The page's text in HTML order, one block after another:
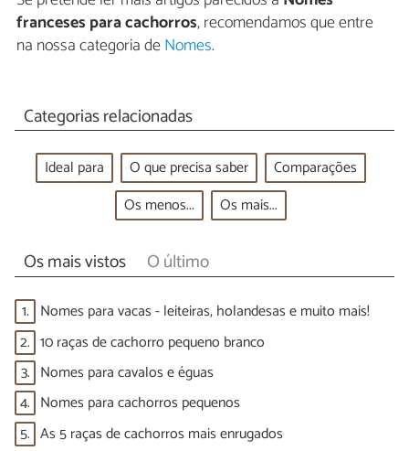
franceses para cachorros, recomendamos que entre
na nossa categoria deNomes.
Categorias relacionadas
Ideal para O que precisa saber
Comparações
Os menos...
Os mais...
Os mais vistos O último
1. Nomes para vacas - leiteiras, holandesas e muito mais!
2. 10 raças de cachorro pequeno branco
3. Nomes para cavalos e éguas
4. Nomes para cachorros pequenos
5. As 5 raças de cachorros mais enrugados